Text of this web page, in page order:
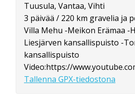
Tuusula, Vantaa, Vihti
3 päivää / 220 km gravelia ja
Villa Mehu -Meikon Erämaa -
Liesjärven kansallispuisto -
kansallispuisto
Video:https://
Tallenna GPX-tiedostona